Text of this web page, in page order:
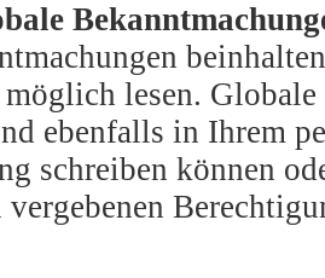
lesen.
ebenfalls in Ihrem
schreiben können